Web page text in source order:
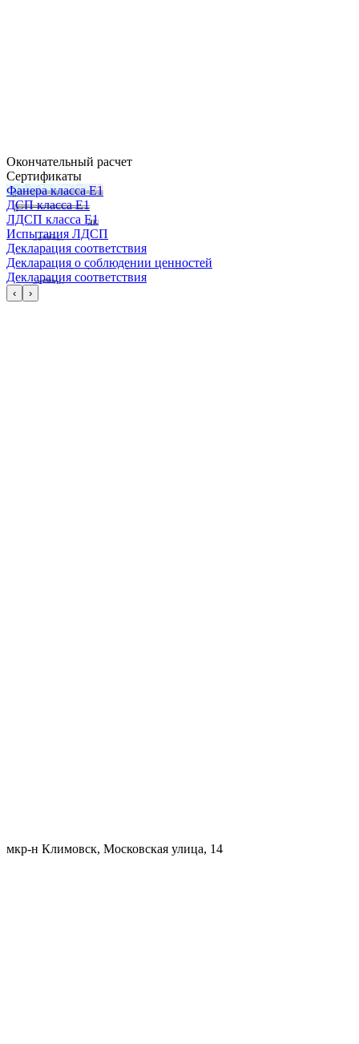
Окончательный расчет
Сертификаты
Фанера класса Е1
ДСП класса Е1
ЛДСП класса Е1
Испытания ЛДСП
Декларация соответствия
Декларация о соблюдении ценностей
Декларация соответствия
‹ ›
мкр-н Климовск, Московская улица, 14